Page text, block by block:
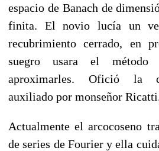
espacio de Banach de
finita. El novio lucía un
recubrimiento cerrado, en
suegro usara el método
aproximarles. Ofició la
auxiliado por monseñor
Actualmente el arcocoseno
de series de Fourier y ella